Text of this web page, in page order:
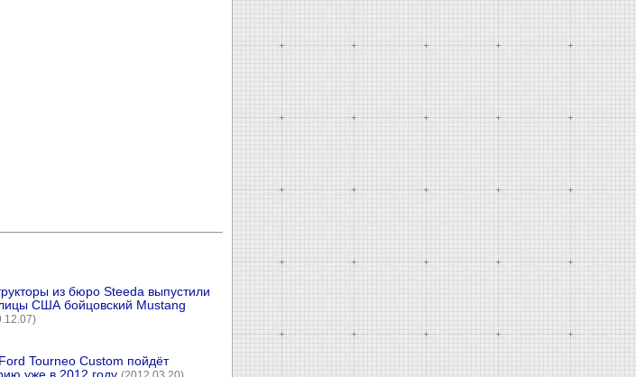
из бюро Steeda выпустили
США бойцовский Mustang
Tourneo Custom пойдёт